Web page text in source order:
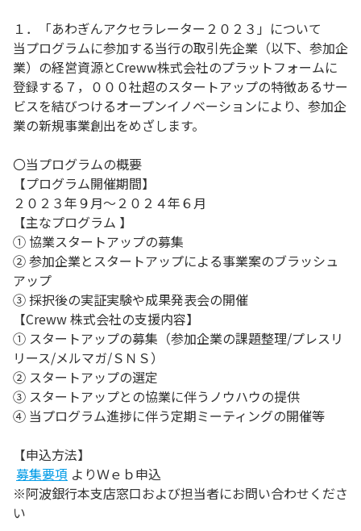
１．「あわぎんアクセラレーター２０２３」について
当プログラムに参加する当行の取引先企業（以下、参加企
業）の経営資源とCreww株式会社のプラットフォームに
登録する７，０００社超のスタートアップの特徴あるサー
ビスを結びつけるオープンイノベーションにより、参加企
業の新規事業創出をめざします。
〇当プログラムの概要
【プログラム開催期間】
２０２３年９月～２０２４年６月
【主なプログラム 】
① 協業スタートアップの募集
② 参加企業とスタートアップによる事業案のブラッシュ
アップ
③ 採択後の実証実験や成果発表会の開催
【Creww 株式会社の支援内容】
① スタートアップの募集（参加企業の課題整理/プレスリ
リース/メルマガ/ＳＮＳ）
② スタートアップの選定
③ スタートアップとの協業に伴うノウハウの提供
④ 当プログラム進捗に伴う定期ミーティングの開催等
【申込方法】
募集要項 よりＷｅｂ申込
※阿波銀行本支店窓口および担当者にお問い合わせくださ
い